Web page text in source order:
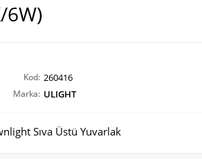
6W)
Kod: 260416
Marka: ULIGHT
Sıva Üstü Yuvarlak